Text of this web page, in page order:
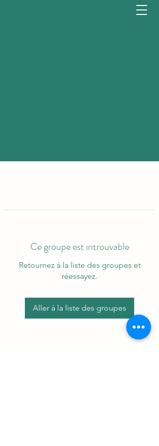
Ce groupe est introuvable
Retournez à la liste des groupes et
réessayez.
Aller à la liste des groupes